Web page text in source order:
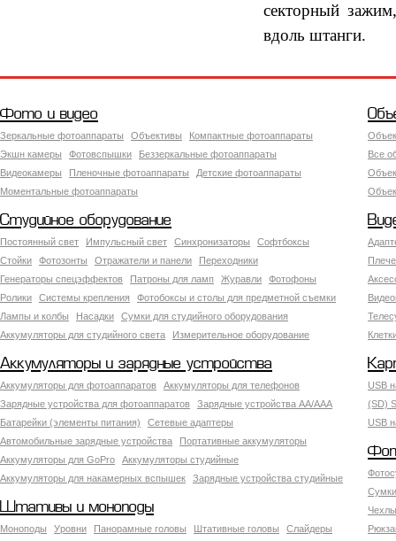
секторный
вдоль штанги.
Фото и видео
Зеркальные фотоаппараты Объективы
Компактные фотоаппараты
Экшн камеры
Фотовспышки
Беззеркальные фотоаппараты
Видеокамеры
Пленочные фотоаппараты
Детские фотоаппараты
Моментальные фотоаппараты
Все
Студийное оборудование
Постоянный свет Импульсный свет Синхронизаторы
Софтбоксы
Стойки
Фотозонты Отражатели и панели
Переходники
Генераторы спецэффектов
Патроны для ламп Журавли
Фотофоны
Ролики
Системы крепления
Фотобоксы и столы для предметной съемки
Лампы и колбы
Насадки
Сумки для студийного оборудования
Аккумуляторы для студийного света
Измерительное оборудование
Аккумуляторы и зарядные устройства
Аккумуляторы для фотоаппаратов
Аккумуляторы для телефонов
Зарядные устройства для фотоаппаратов
Зарядные устройства AA/AAA
Батарейки (элементы питания)
Сетевые адаптеры
Автомобильные зарядные устройства
Портативные аккумуляторы
Аккумуляторы для GoPro
Аккумуляторы студийные
Аккумуляторы для накамерных вспышек
Зарядные устройства студийные
USB
(SD)
USB
Штативы и моноподы
Моноподы Уровни Панорамные головы Штативные головы
Слайдеры